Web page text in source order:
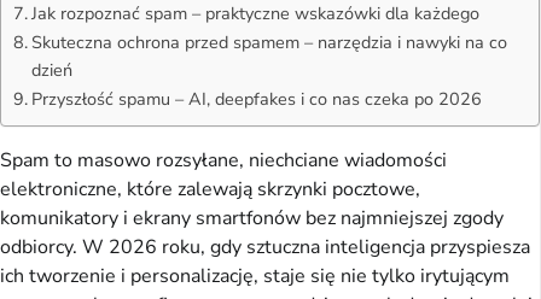
Jak rozpoznać spam – praktyczne wskazówki dla każdego
Skuteczna ochrona przed spamem – narzędzia i nawyki na co
dzień
Przyszłość spamu – AI, deepfakes i co nas czeka po 2026
Spam to masowo rozsyłane, niechciane wiadomości
elektroniczne, które zalewają skrzynki pocztowe,
komunikatory i ekrany smartfonów bez najmniejszej zgody
odbiorcy. W 2026 roku, gdy sztuczna inteligencja przyspiesza
ich tworzenie i personalizację, staje się nie tylko irytującym